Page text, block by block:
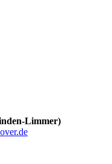
Limmer)